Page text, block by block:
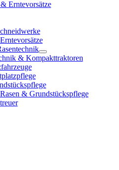
Erntevorsätze
& Kompakttraktoren
& Grundstückspflege